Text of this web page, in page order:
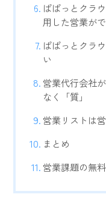
ぱぱっとクラ
用した営業が
ぱぱっとクラ
い
営業代行会社
なく「質」
営業リストは
まとめ
営業課題の無